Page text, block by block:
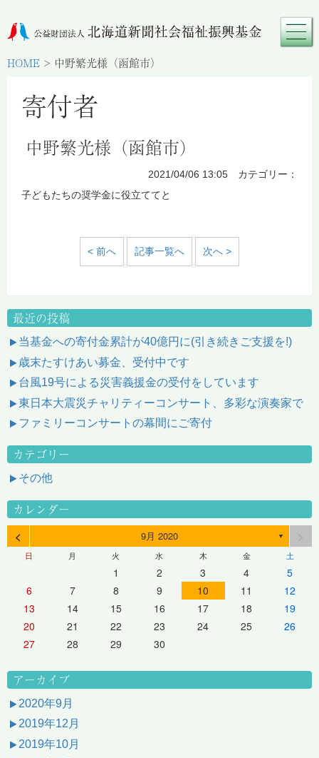
HOME > 中野繁光様（函館市）
寄付者
中野繁光様（函館市）
2021/04/06 13:05 カテゴリー：
子どもたちの奨学金に役立ててと
< 前へ 記事一覧へ 次へ >
最近の投稿
当基金への寄付金累計が40億円に(引き続きご支援を!)
歳末たすけあい募金、受付中です
台風19号による災害義援金の受付をしています
東日本大震災チャリティーコンサート、多彩な演奏家で
ファミリーコンサートの幕間にご寄付
カテゴリー
その他
カレンダー
< 9月 2020 ▼
日 月 火 水 木 金 土
1 2 3 4
5
6
7 8 9 10 11
12
13
14 15 16 17 18
19
20
21 22 23 24 25
26
27
28 29 30
アーカイブ
2020年9月
2019年12月
2019年10月